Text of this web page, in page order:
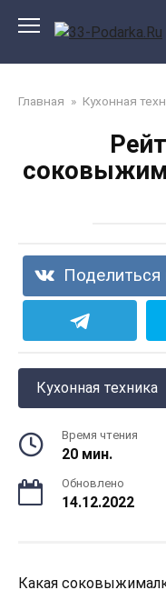
Главная » Кухонная
Поделиться
Кухонная техника
Время чтения
20 мин.
Обновлено
14.12.2022
Какая